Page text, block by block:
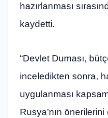
hazırlanması
kaydetti.
“Devlet Duması,
inceledikten sonra,
uygulanması
Rusya’nın